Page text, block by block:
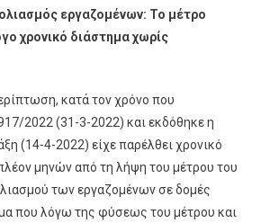
εργαζομένων: Το μέτρο
χρονικό διάστημα χωρίς
κατά τον χρόνο που
2022 (31-3-2022) και εκδόθηκε η
(14-4-2022) είχε παρέλθει χρονικό
μηνών από τη λήψη του μέτρου του
των εργαζομένων σε δομές
που λόγω της φύσεως του μέτρου και